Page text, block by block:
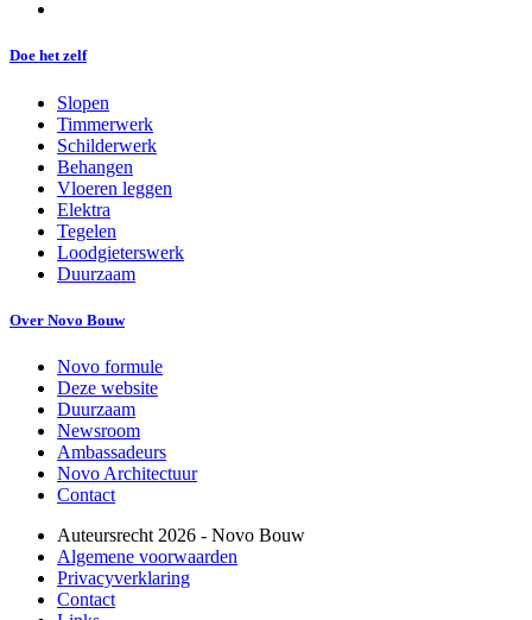
Doe het zelf
Slopen
Timmerwerk
Schilderwerk
Behangen
Vloeren leggen
Elektra
Tegelen
Loodgieterswerk
Duurzaam
Over Novo Bouw
Novo formule
Deze website
Duurzaam
Newsroom
Ambassadeurs
Novo Architectuur
Contact
Auteursrecht 2026 - Novo Bouw
Algemene voorwaarden
Privacyverklaring
Contact